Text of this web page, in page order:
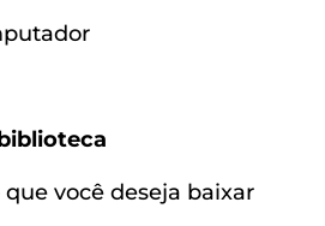
você deseja baixar